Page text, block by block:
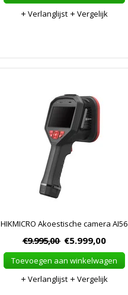
Verlanglijst
Vergelijk
HIKMICRO Akoestische camera AI56
€9.995,00 €5.999,00
Toevoegen aan winkelwagen
Verlanglijst
Vergelijk